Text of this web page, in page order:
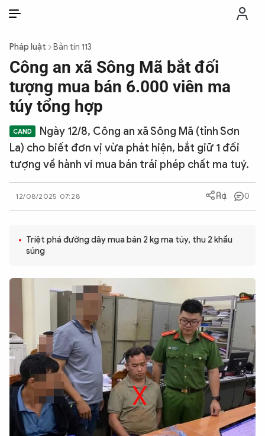
THỜI SỰ
CHỐNG DIỄN BIẾN HÒA BÌNH
CÔNG AN TRONG LÒNG DÂN
XÃ HỘI
CÔNG NGHỆ
QUỐC TẾ
BẠN ĐỌC & CAND
ĐA PHƯƠNG TIỆN
eMagazine
Podcast
Video Ảnh
Pháp luật Bản tin 113
Công an xã Sông Mã bắt đối
tượng mua bán 6.000 viên ma
túy tổng hợp
Ngày 12/8, Công an xã Sông Mã (tỉnh Sơn
La) cho biết đơn vị vừa phát hiện, bắt giữ 1 đối
tượng về hành vi mua bán trái phép chất ma tuý.
12/08/2025 07:28 0
Triệt phá đường dây mua bán 2 kg ma túy, thu 2 khẩu
súng